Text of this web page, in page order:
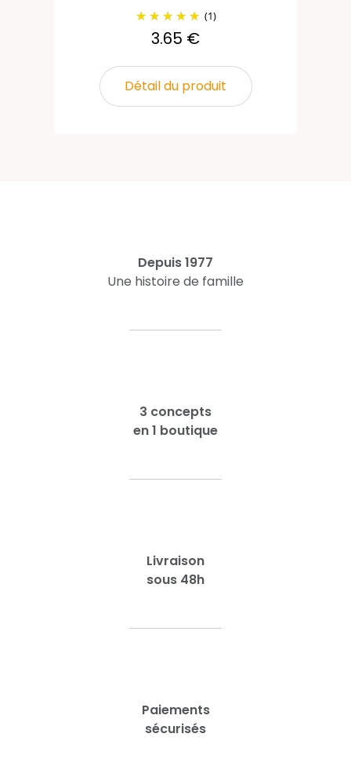
(1)
3.65 €
Détail du produit
Depuis 1977
Une histoire de famille
3 concepts
en 1 boutique
Livraison
sous 48h
Paiements
sécurisés